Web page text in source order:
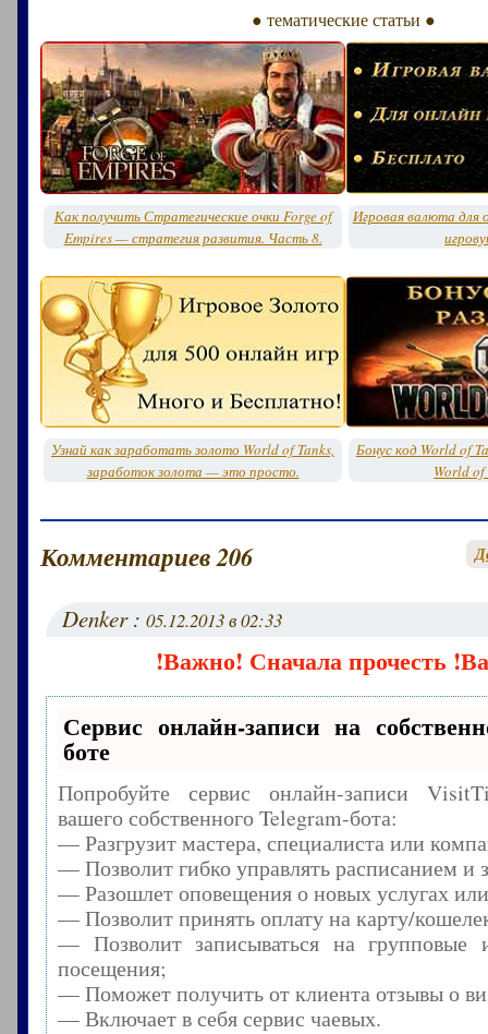
● тематические статьи ●
Как получить Стратегические очки Forge of
Empires — стратегия развития. Часть 8.
Игровая валюта для
Узнай как заработать золото World of Tanks,
заработок золота — это просто.
Бонус код World of
World of
Комментариев 206
Denker :05.12.2013 в 02:33
!Важно! Сначала прочесть
Сервис онлайн-записи на
боте
Попробуйте сервис онлайн-записи
вашего собственного Telegram-бота:
— Разгрузит мастера, специалиста или
— Позволит гибко управлять расписанием и
— Разошлет оповещения о новых услугах
— Позволит принять оплату на карту/
— Позволит записываться на групповые
посещения;
— Поможет получить от клиента отзывы о
— Включает в себя сервис чаевых.